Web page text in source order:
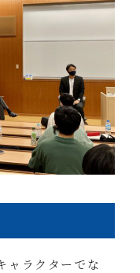
ャラクターでな